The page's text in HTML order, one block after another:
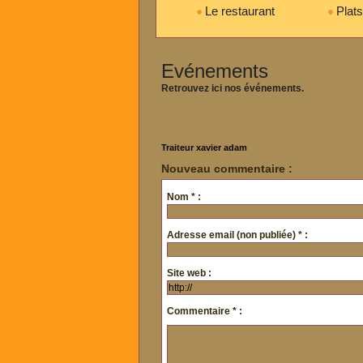
Le restaurant
Plats
Evénements
Retrouvez ici nos événements.
Traiteur xavier adam
Nouveau commentaire :
Nom * :
Adresse email (non publiée) * :
Site web :
Commentaire * :